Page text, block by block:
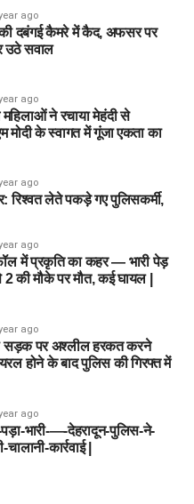
ago
की दबंगई कैमरे में कैद, अफसर पर
उठे सवाल
ago
महिलाओं ने रचाया मेहंदी से
मोदी के स्वागत में गूंजा एकता का
ago
रिश्वत लेते पकड़े गए पुलिसकर्मी,
ago
में प्रकृति का कहर — भारी पेड़
की मौके पर मौत, कई घायल |
ago
सड़क पर अश्लील हरकत करने
होने के बाद पुलिस की गिरफ्त में
ago
भारी-—-देहरादून-पुलिस-ने-
कार्रवाई |